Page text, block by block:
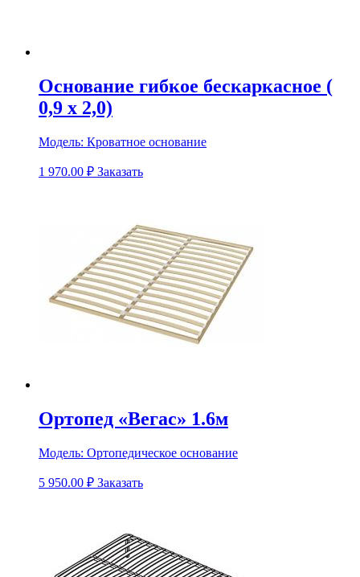
Основание гибкое бескаркасное (
0,9 х 2,0)
Модель: Кроватное основание
1 970.00 ₽ Заказать
Ортопед «Вегас» 1.6м
Модель: Ортопедическое основание
5 950.00 ₽ Заказать